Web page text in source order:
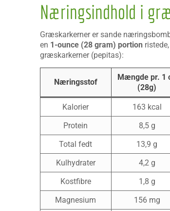
Næringsindhold i
Græskarkerner er sande
en 1-ounce (28 gram) portion
græskarkerner (pepitas):
Næringsstof
Mængde pr. 1
(28g)
Kalorier 163 kcal
Protein
8,5 g
Total fedt
13,9 g
Kulhydrater
4,2 g
Kostfibre
1,8 g
Magnesium
156 mg